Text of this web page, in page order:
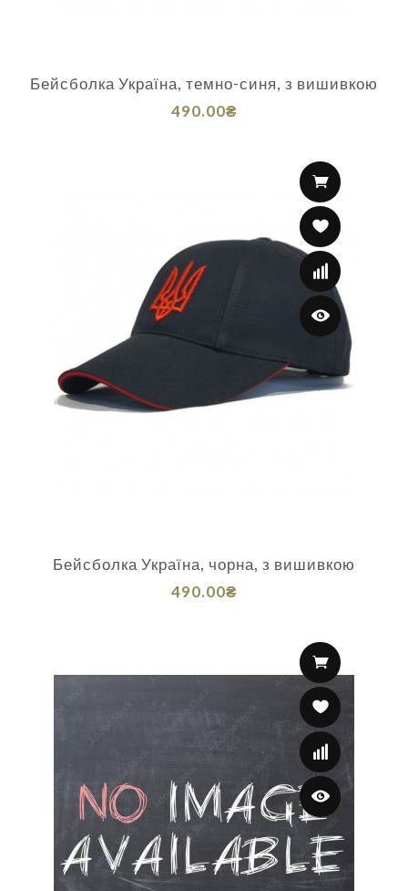
Бейсболка Україна, темно-синя, з вишивкою
490.00₴
Бейсболка Україна, чорна, з вишивкою
490.00₴